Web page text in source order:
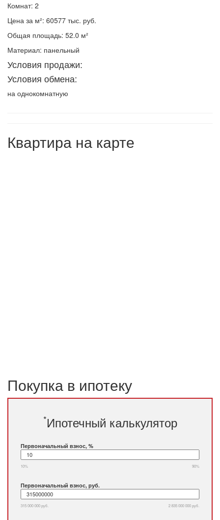
Комнат: 2
Цена за м²: 60577 тыс. руб.
Общая площадь: 52.0 м²
Материал: панельный
Условия продажи:
Условия обмена:
на однокомнатную
Квартира на карте
Покупка в ипотеку
*Ипотечный калькулятор
Первоначальный взнос, %
10% 90%
Первоначальный взнос, руб.
315 000 000 руб. 2 835 000 000 руб.